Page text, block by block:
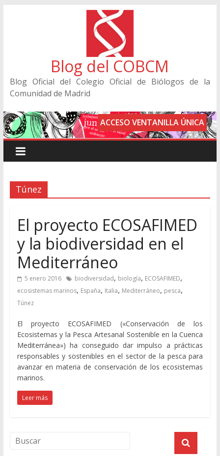
Blog del COBCM
Blog Oficial del Colegio Oficial de Biólogos de la
Comunidad de Madrid
ACCESO VENTANILLA ÚNICA
Túnez
El proyecto ECOSAFIMED
y la biodiversidad en el
Mediterráneo
5 enero 2016 biodiversidad, biología, ECOSAFIMED,
ecosistemas marinos, España, Italia, Mediterráneo, pesca,
Túnez
El proyecto ECOSAFIMED («Conservación de los
Ecosistemas y la Pesca Artesanal Sostenible en la Cuenca
Mediterránea») ha conseguido dar impulso a prácticas
responsables y sostenibles en el sector de la pesca para
avanzar en materia de conservación de los ecosistemas
marinos.
Leer más